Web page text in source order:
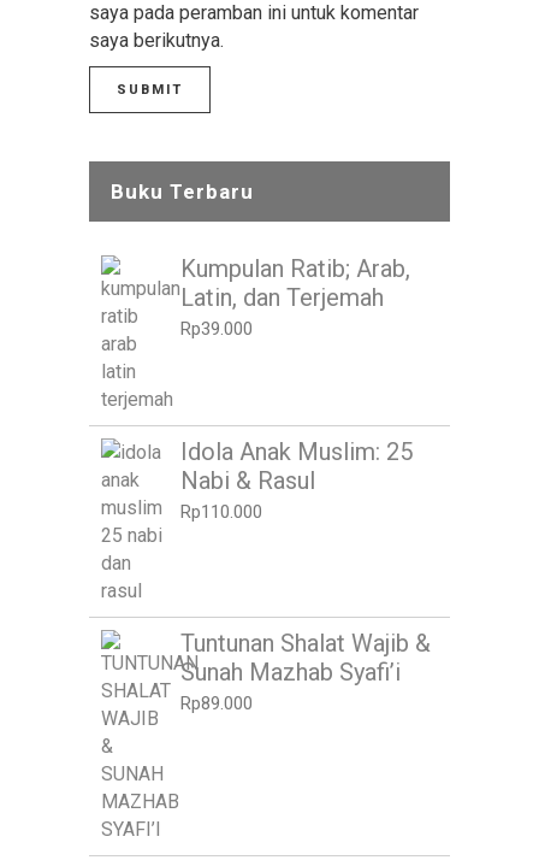
saya pada peramban ini untuk komentar
saya berikutnya.
Buku Terbaru
Kumpulan Ratib; Arab,
Latin, dan Terjemah
Rp39.000
Idola Anak Muslim: 25
Nabi & Rasul
Rp110.000
Tuntunan Shalat Wajib &
Sunah Mazhab Syafi’i
Rp89.000